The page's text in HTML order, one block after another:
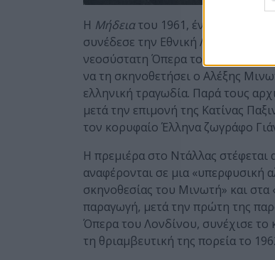
Η Μήδεια του 1961, ένα από τα
συνέδεσε την Εθνική Λυρική
νεοσύστατη Όπερα του Ντάλλας
να τη σκηνοθετήσει ο Αλέξης
ελληνική τραγωδία. Παρά τους
μετά την επιμονή της Κατίνας
τον κορυφαίο Έλληνα ζωγράφο
Η πρεμιέρα στο Ντάλλας στέφεται
αναφέρονται σε μια «υπερφυσική
σκηνοθεσίας του Μινωτή» και
παραγωγή, μετά την πρώτη της
Όπερα του Λονδίνου, συνέχισε το
τη θριαμβευτική της πορεία το